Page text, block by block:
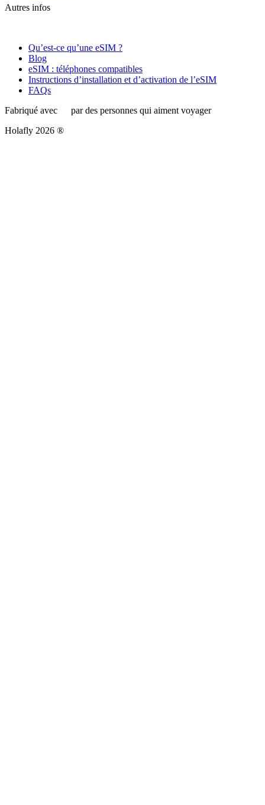
Autres infos
Qu’est-ce qu’une eSIM ?
Blog
eSIM : téléphones compatibles
Instructions d’installation et d’activation de l’eSIM
FAQs
Fabriqué avec
par des personnes qui aiment voyager
Holafly 2026 ®